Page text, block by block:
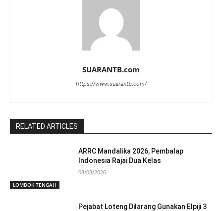
SUARANTB.com
https://www.suarantb.com/
RELATED ARTICLES
LOMBOK TENGAH
ARRC Mandalika 2026, Pembalap
Indonesia Rajai Dua Kelas
08/08/2026
Pejabat Loteng Dilarang Gunakan Elpiji 3